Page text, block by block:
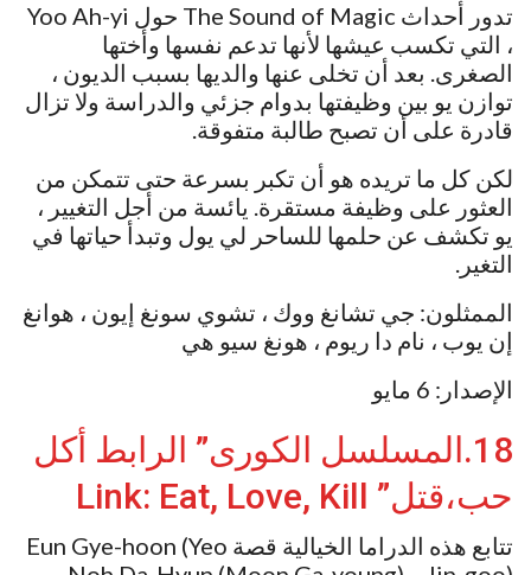
تدور أحداث The Sound of Magic حول Yoo Ah-yi
، التي تكسب عيشها لأنها تدعم نفسها وأختها
الصغرى. بعد أن تخلى عنها والديها بسبب الديون ،
توازن يو بين وظيفتها بدوام جزئي والدراسة ولا تزال
قادرة على أن تصبح طالبة متفوقة.
لكن كل ما تريده هو أن تكبر بسرعة حتى تتمكن من
العثور على وظيفة مستقرة. يائسة من أجل التغيير ،
يو تكشف عن حلمها للساحر لي يول وتبدأ حياتها في
التغير.
الممثلون: جي تشانغ ووك ، تشوي سونغ إيون ، هوانغ
إن يوب ، نام دا ريوم ، هونغ سيو هي
الإصدار: 6 مايو
18.المسلسل الكورى” الرابط أكل
حب،قتل” Link: Eat, Love, Kill
تتابع هذه الدراما الخيالية قصة Eun Gye-hoon (Yeo